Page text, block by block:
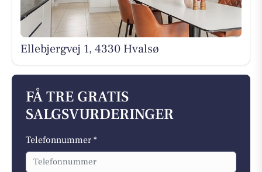
Ellebjergvej 1, 4330 Hvalsø
FÅ TRE GRATIS
SALGSVURDERINGER
Telefonnummer *